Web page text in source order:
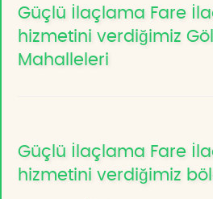
Güçlü İlaçlama Fare
hizmetini verdiğimiz
Mahalleleri
Güçlü İlaçlama Fare
hizmetini verdiğimiz